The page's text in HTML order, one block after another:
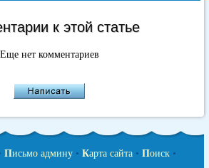
к этой статье
Еще нет комментариев
Письмо админу • Карта сайта • Поиск •